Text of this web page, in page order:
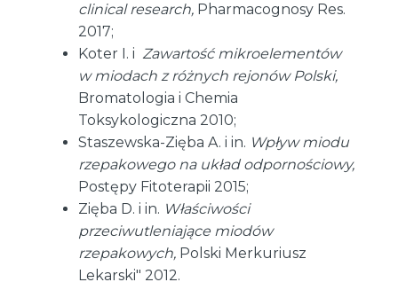
clinical research, Pharmacognosy Res.
2017;
Koter I. i Zawartość mikroelementów
w miodach z różnych rejonów Polski,
Bromatologia i Chemia
Toksykologiczna 2010;
Staszewska-Zięba A. i in. Wpływ miodu
rzepakowego na układ odpornościowy,
Postępy Fitoterapii 2015;
Zięba D. i in. Właściwości
przeciwutleniające miodów
rzepakowych, Polski Merkuriusz
Lekarski" 2012.